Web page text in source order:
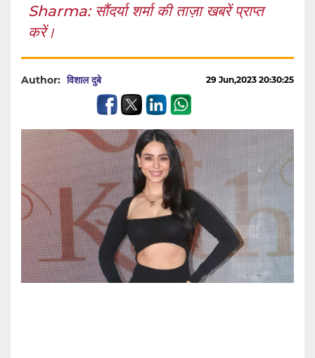
Sharma: सौंदर्या शर्मा की ताज़ा खबरें प्राप्त
करें।
Author: विशाल दुबे 29 Jun,2023 20:30:25